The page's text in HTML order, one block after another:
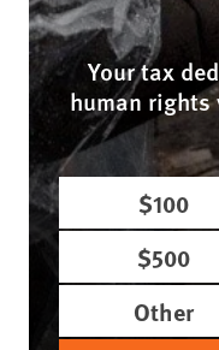
Your tax
human
$100
$500
Other